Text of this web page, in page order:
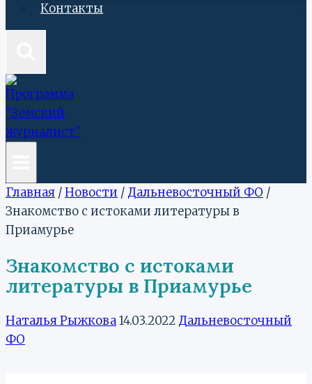
Контакты
Главная /Новости / Дальневосточный ФО /
Знакомство с истоками литературы в
Приамурье
Знакомство с истоками
литературы в Приамурье
Наталья Рыжкова14.03.2022 Дальневосточный
ФО